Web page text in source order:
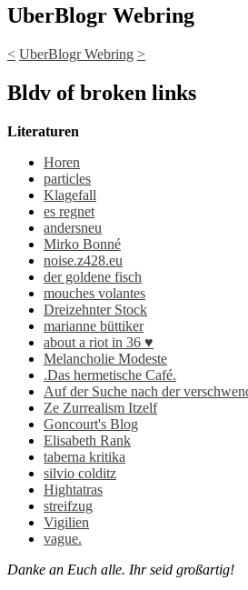
UberBlogr Webring
< UberBlogr Webring >
Bldv of broken links
Literaturen
Horen
particles
Klagefall
es regnet
andersneu
Mirko Bonné
noise.z428.eu
der goldene fisch
mouches volantes
Dreizehnter Stock
marianne büttiker
about a riot in 36 ♥
Melancholie Modeste
.Das hermetische Café.
Auf der Suche nach der
Ze Zurrealism Itzelf
Goncourt's Blog
Elisabeth Rank
taberna kritika
silvio colditz
Hightatras
streifzug
Vigilien
vague.
Danke an Euch alle. Ihr seid großartig!